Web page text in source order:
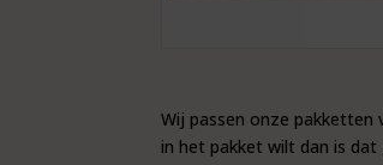
Wij passen onze pakketten
in het pakket wilt dan is dat